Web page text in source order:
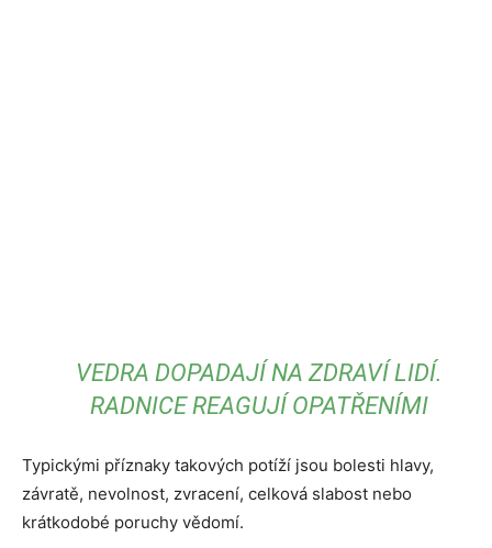
VEDRA DOPADAJÍ NA ZDRAVÍ LIDÍ.
RADNICE REAGUJÍ OPATŘENÍMI
Typickými příznaky takových potíží jsou bolesti hlavy,
závratě, nevolnost, zvracení, celková slabost nebo
krátkodobé poruchy vědomí.